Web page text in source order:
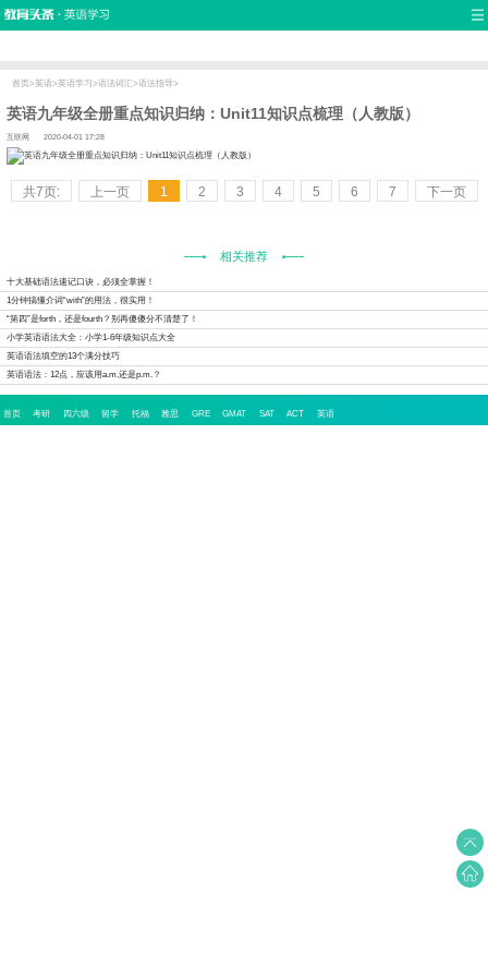
首页>英语>英语学习>语法词汇>语法指导>
英语九年级全册重点知识归纳：Unit11知识点梳理（人教版）
互联网 2020-04-01 17:28
共7页: 上一页 1 2 3 4 5 6 7 下一页
相关推荐
十大基础语法速记口诀，必须全掌握！
1分钟搞懂介词“with”的用法，很实用！
“第四”是forth，还是fourth？别再傻傻分不清楚了！
小学英语语法大全：小学1-6年级知识点大全
英语语法填空的13个满分技巧
英语语法：12点，应该用a.m.还是p.m.？
首页 考研 四六级 留学 托福 雅思 GRE GMAT SAT ACT 英语